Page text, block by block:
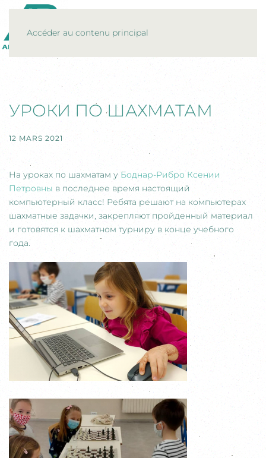
Accéder au contenu principal
УРОКИ ПО ШАХМАТАМ
12 MARS 2021
На уроках по шахматам у Боднар-Рибро Ксении
Петровны в последнее время настоящий
компьютерный класс! Ребята решают на компьютерах
шахматные задачки, закрепляют пройденный материал
и готовятся к шахматном турниру в конце учебного
года.